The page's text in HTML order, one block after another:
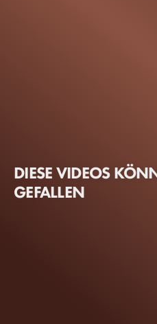
DIESE VIDEOS
GEFALLEN